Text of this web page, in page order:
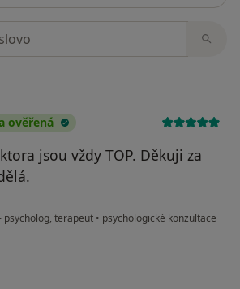
ověřená
jsou vždy TOP. Děkuji za
psycholog, terapeut • psychologické konzultace